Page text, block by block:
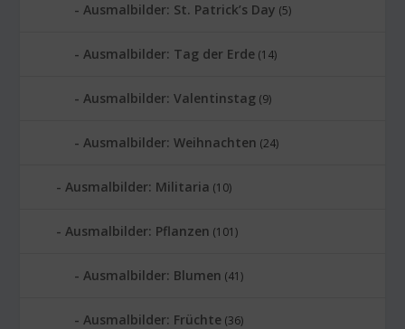
Ausmalbilder: St. Patrick’s Day (5)
Ausmalbilder: Tag der Erde (14)
Ausmalbilder: Valentinstag (9)
Ausmalbilder: Weihnachten (24)
Ausmalbilder: Militaria (10)
Ausmalbilder: Pflanzen (101)
Ausmalbilder: Blumen (41)
Ausmalbilder: Früchte (36)